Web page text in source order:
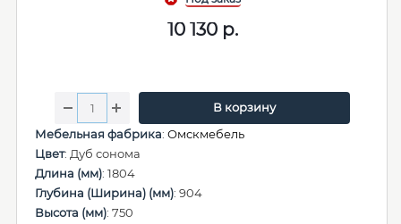
10 130р.
В корзину
Мебельная фабрика: Омскмебель
Цвет: Дуб сонома
Длина (мм): 1804
Глубина (Ширина) (мм): 904
Высота (мм): 750